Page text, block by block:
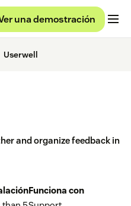
una demostración
Userwell
and organize feedback in
Funciona con